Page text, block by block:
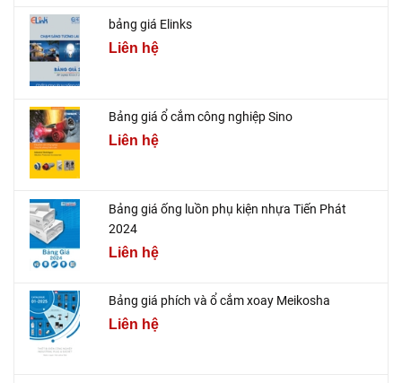
bảng giá Elinks
Liên hệ
Bảng giá ổ cắm công nghiệp Sino
Liên hệ
Bảng giá ống luồn phụ kiện nhựa Tiến Phát
2024
Liên hệ
Bảng giá phích và ổ cắm xoay Meikosha
Liên hệ